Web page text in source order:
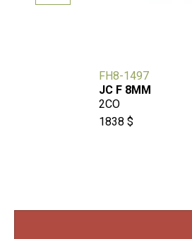
FH8-1497
JC F 8MM
2CO
1838 $